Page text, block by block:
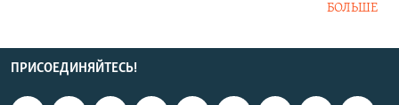
БОЛЬШЕ
ПРИСОЕДИНЯЙТЕСЬ!